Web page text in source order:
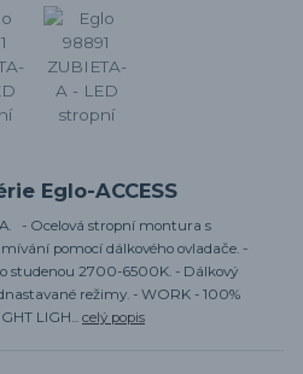
Eglo-ACCESS
- Ocelová stropní montura s
pomocí dálkového ovladače. -
studenou 2700-6500K. - Dálkový
režimy. - WORK - 100%
LIGH... celý popis